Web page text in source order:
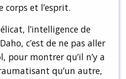
et l’esprit.
l’intelligence de
c’est de ne pas aller
pour montrer qu’il n’y a
qu’un autre,